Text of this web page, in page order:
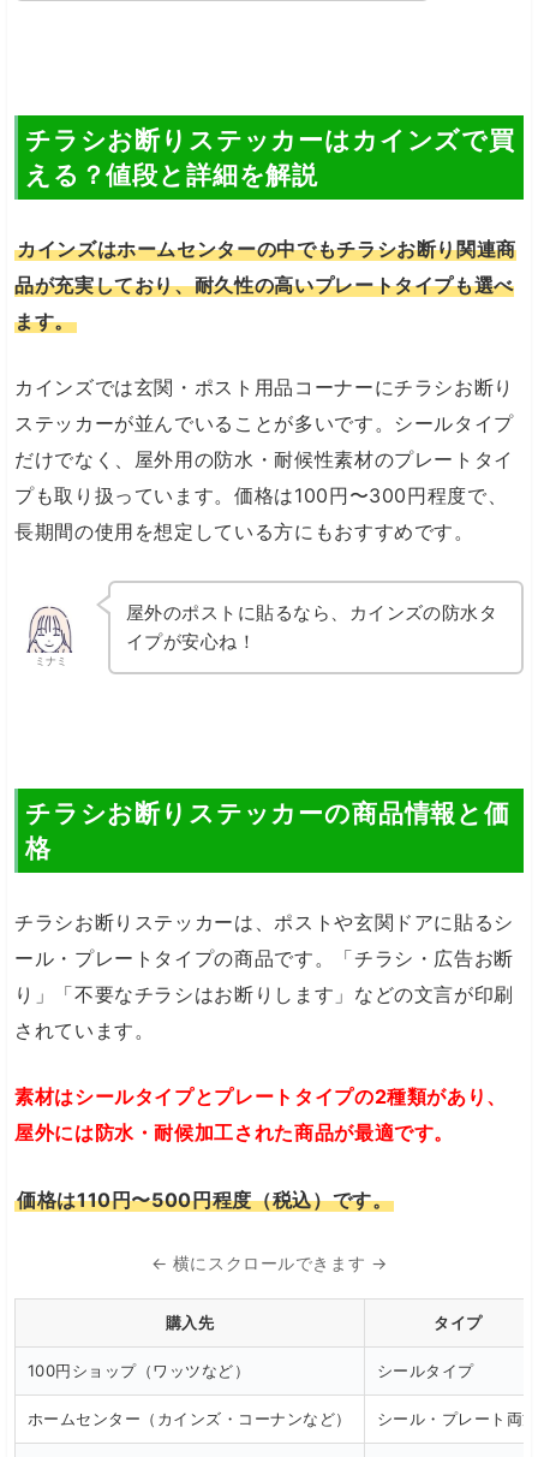
チラシお断りステッカーはカインズで買
える？値段と詳細を解説
カインズはホームセンターの中でもチラシお断り関連商
品が充実しており、耐久性の高いプレートタイプも選べ
ます。
カインズでは玄関・ポスト用品コーナーにチラシお断り
ステッカーが並んでいることが多いです。シールタイプ
だけでなく、屋外用の防水・耐候性素材のプレートタイ
プも取り扱っています。価格は100円〜300円程度で、
長期間の使用を想定している方にもおすすめです。
ミナミ
屋外のポストに貼るなら、カインズの防水タ
イプが安心ね！
チラシお断りステッカーの商品情報と価
格
チラシお断りステッカーは、ポストや玄関ドアに貼るシ
ール・プレートタイプの商品です。「チラシ・広告お断
り」「不要なチラシはお断りします」などの文言が印刷
されています。
素材はシールタイプとプレートタイプの2種類があり、
屋外には防水・耐候加工された商品が最適です。
価格は110円〜500円程度（税込）です。
← 横にスクロールできます →
購入先 タイプ
100円ショップ（ワッツなど） シールタイプ
ホームセンター（カインズ・コーナンなど） シール・プレート両方